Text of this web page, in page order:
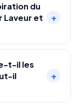
du
Laveur et
+
25 000 Pa
avec
offrant un
à la majorité
t-il les
il
+